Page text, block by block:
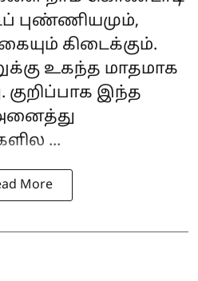
புண்ணியமும்,
கிடைக்கும்.
உகந்த மாதமாக
குறிப்பாக இந்த
...
More